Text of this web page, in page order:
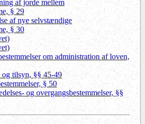
af jorde mellem
§ 29
af nye selvstændige
§ 30
om administration af loven,
tilsyn, §§ 45-49
§ 50
og overgangsbestemmelser, §§